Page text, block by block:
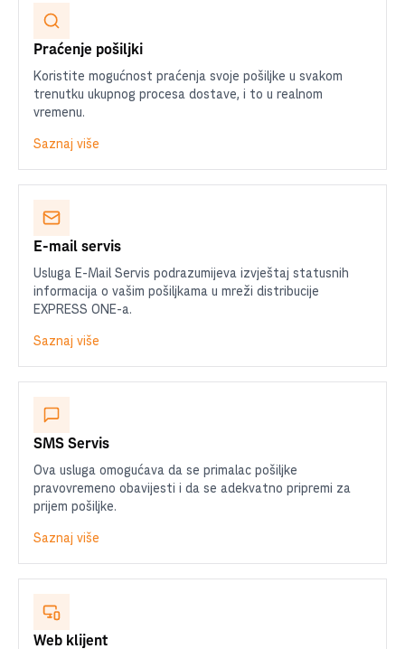
Praćenje pošiljki
Koristite mogućnost praćenja svoje pošiljke u svakom
trenutku ukupnog procesa dostave, i to u realnom
vremenu.
Saznaj više
E-mail servis
Usluga E-Mail Servis podrazumijeva izvještaj statusnih
informacija o vašim pošiljkama u mreži distribucije
EXPRESS ONE-a.
Saznaj više
SMS Servis
Ova usluga omogućava da se primalac pošiljke
pravovremeno obavijesti i da se adekvatno pripremi za
prijem pošiljke.
Saznaj više
Web klijent